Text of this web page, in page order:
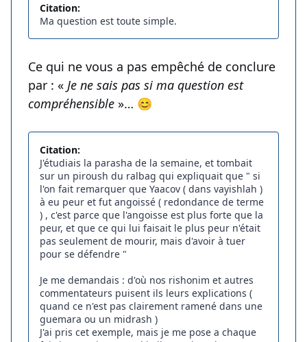
Citation:
Ma question est toute simple.
Ce qui ne vous a pas empêché de conclure
par : « Je ne sais pas si ma question est
compréhensible »… 😊
Citation:
J'étudiais la parasha de la semaine, et tombait
sur un piroush du ralbag qui expliquait que " si
l'on fait remarquer que Yaacov ( dans vayishlah )
à eu peur et fut angoissé ( redondance de terme
) , c'est parce que l'angoisse est plus forte que la
peur, et que ce qui lui faisait le plus peur n'était
pas seulement de mourir, mais d'avoir à tuer
pour se défendre "
Je me demandais : d'où nos rishonim et autres
commentateurs puisent ils leurs explications (
quand ce n'est pas clairement ramené dans une
guemara ou un midrash )
J'ai pris cet exemple, mais je me pose a chaque